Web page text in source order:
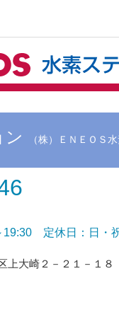
ン （株）ＥＮＥＯＳ
定休日：日・
大崎２－２１－１８